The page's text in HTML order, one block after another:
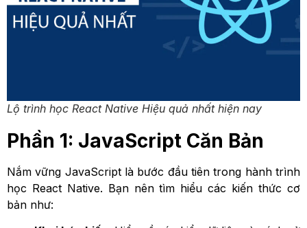
Lộ trình học React Native Hiệu quả nhất hiện nay
Phần 1: JavaScript Căn Bản
Nắm vững JavaScript là bước đầu tiên trong hành trình
học React Native. Bạn nên tìm hiểu các kiến thức cơ
bản như: